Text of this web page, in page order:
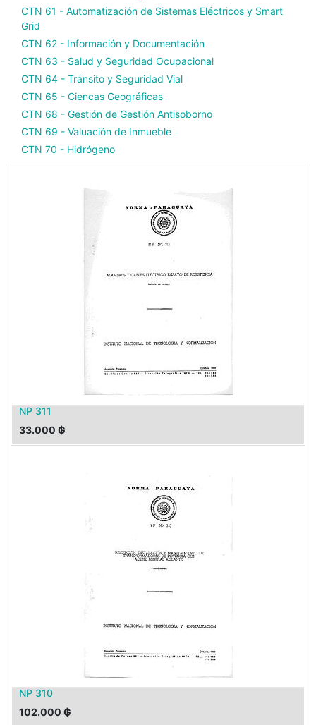
CTN 61 - Automatización de Sistemas Eléctricos y Smart
Grid
CTN 62 - Información y Documentación
CTN 63 - Salud y Seguridad Ocupacional
CTN 64 - Tránsito y Seguridad Vial
CTN 65 - Ciencas Geográficas
CTN 68 - Gestión de Gestión Antisoborno
CTN 69 - Valuación de Inmueble
CTN 70 - Hidrógeno
NP 311
33.000 ₲
NP 310
102.000 ₲